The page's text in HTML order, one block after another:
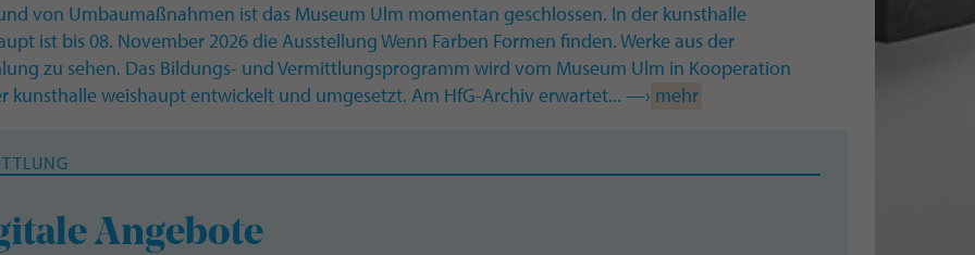
von Umbaumaßnahmen ist das Museum Ulm momentan geschlossen. In der kunsthalle
ist bis 08. November 2026 die Ausstellung Wenn Farben Formen finden. Werke aus der
zu sehen. Das Bildungs- und Vermittlungsprogramm wird vom Museum Ulm in Kooperation
kunsthalle weishaupt entwickelt und umgesetzt. Am HfG-Archiv erwartet... —› mehr
Angebote